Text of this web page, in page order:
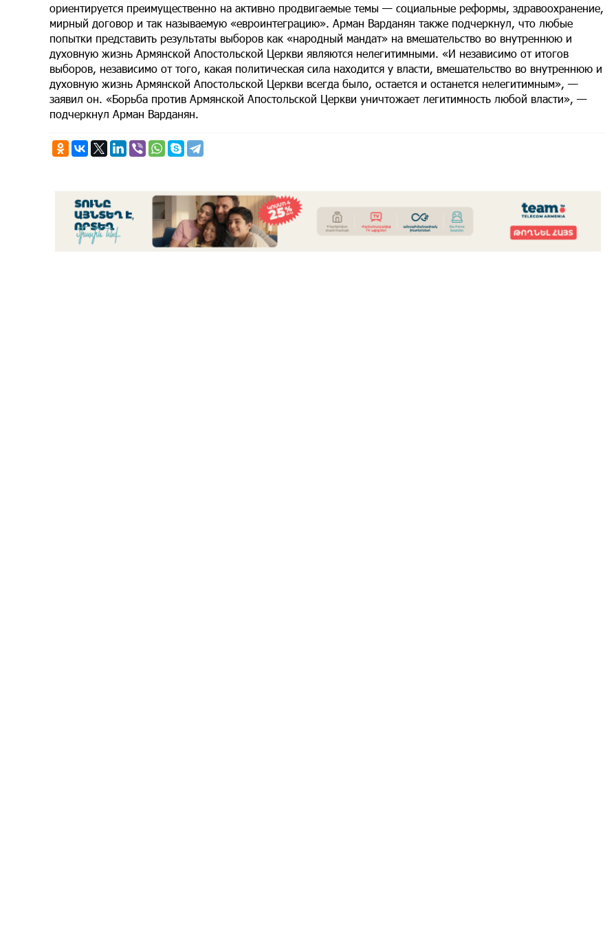
ориентируется преимущественно на активно продвигаемые темы — социальные реформы, здравоохранение,
мирный договор и так называемую «евроинтеграцию». Арман Варданян также подчеркнул, что любые
попытки представить результаты выборов как «народный мандат» на вмешательство во внутреннюю и
духовную жизнь Армянской Апостольской Церкви являются нелегитимными. «И независимо от итогов
выборов, независимо от того, какая политическая сила находится у власти, вмешательство во внутреннюю и
духовную жизнь Армянской Апостольской Церкви всегда было, остается и останется нелегитимным», —
заявил он. «Борьба против Армянской Апостольской Церкви уничтожает легитимность любой власти», —
подчеркнул Арман Варданян.